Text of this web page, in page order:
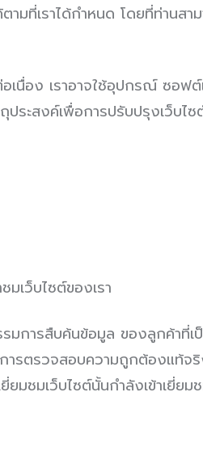
ามที่เราได้กำหนด โดยที่ท่า
อเนื่อง เราอาจใช้อุปกรณ์ ซ
ประสงค์เพื่อการปรับปรุงเว็บ
มเว็บไซต์ของเรา
ารสืบค้นข้อมูล ของลูกค้าที่เ
ารตรวจสอบความถูกต้องแท้
ยมชมเว็บไซต์นั้นกำลังเข้าเ